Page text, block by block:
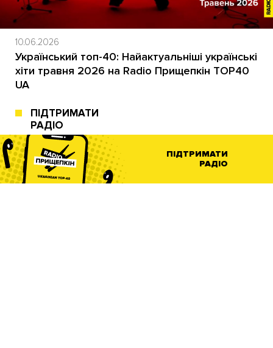
10.06.2026
Український топ-40: Найактуальніші українські
хіти травня 2026 на Radio Прищепкін TOP40
UA
ПІДТРИМАТИ
РАДІО
ПІДТРИМАТИ
РАДІО